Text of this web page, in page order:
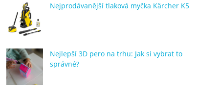
Nejprodávanější tlaková myčka Kärcher K5
Nejlepší 3D pero na trhu: Jak si vybrat to
správné?